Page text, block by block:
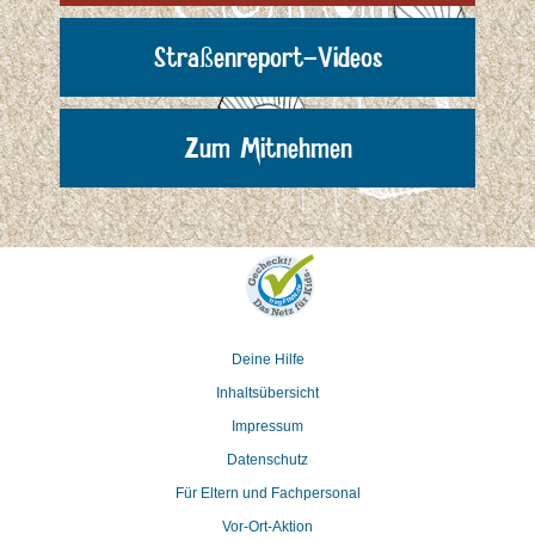
Straßenreport-Videos
Zum Mitnehmen
Deine Hilfe
Inhaltsübersicht
Impressum
Datenschutz
Für Eltern und Fachpersonal
Vor-Ort-Aktion